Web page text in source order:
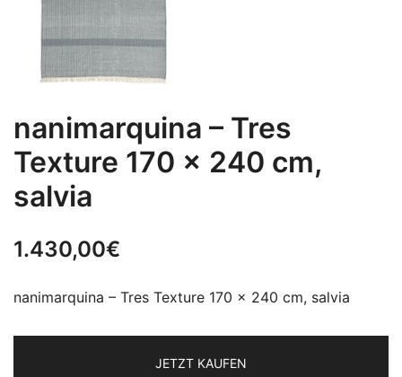
nanimarquina – Tres
Texture 170 x 240 cm,
salvia
1.430,00€
nanimarquina – Tres Texture 170 x 240 cm, salvia
JETZT KAUFEN